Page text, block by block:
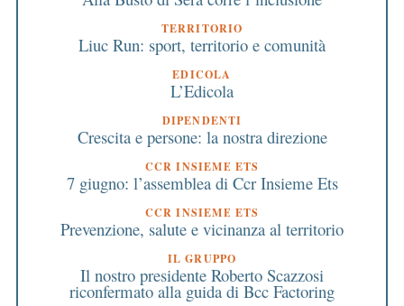
TERRITORIO
Liuc Run: sport, territorio e comunità
EDICOLA
L’Edicola
DIPENDENTI
Crescita e persone: la nostra direzione
CCR INSIEME ETS
7 giugno: l’assemblea di Ccr Insieme Ets
CCR INSIEME ETS
Prevenzione, salute e vicinanza al territorio
IL GRUPPO
Il nostro presidente Roberto Scazzosi
riconfermato alla guida di Bcc Factoring